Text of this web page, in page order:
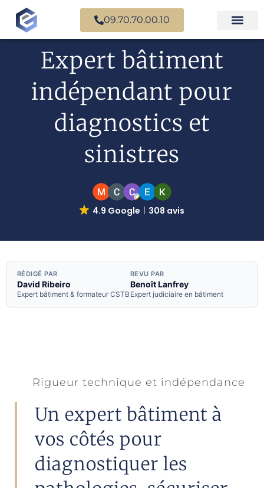
09.70.70.00.10
Expert bâtiment
indépendant pour
diagnostics et
sinistres
4.9 Google 308 avis
RÉDIGÉ PAR
David Ribeiro
Expert bâtiment & formateur CSTB
REVU PAR
Benoît Lanfrey
Expert judiciaire en bâtiment
Rigueur technique et indépendance
Un expert bâtiment à
vos côtés pour
diagnostiquer les